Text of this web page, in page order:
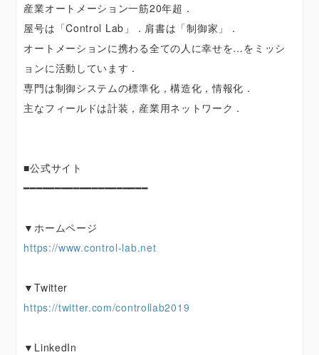
産業オートメーション一筋20年超．
屋号は「Control Lab」．肩書は「制御家」．
オートメーションに携わる全ての人に幸せを…をミッシ
ョンに活動しています．
専門は制御システムの標準化，構造化，情報化．
主なフィールドは計装，産業用ネットワーク．
■公式サイト
━━━━━━━━━━━━━━━━━━━━
▼ホームページ
https://www.control-lab.net
▼Twitter
https://twitter.com/controllab2019
▼LinkedIn